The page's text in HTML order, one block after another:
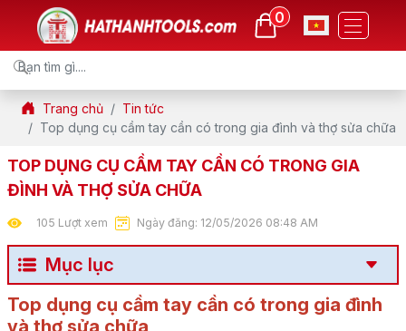
0
Trang chủ
Tin tức
Top dụng cụ cầm tay cần có trong gia đình và thợ sửa chữa
TOP DỤNG CỤ CẦM TAY CẦN CÓ TRONG GIA
ĐÌNH VÀ THỢ SỬA CHỮA
105 Lượt xem Ngày đăng: 12/05/2026 08:48 AM
Mục lục
Top dụng cụ cầm tay cần có trong gia đình
và thợ sửa chữa